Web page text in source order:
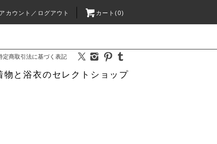
カウント／ログアウト カート(0)
定商取引法に基づく表記
と浴衣のセレクトショップ